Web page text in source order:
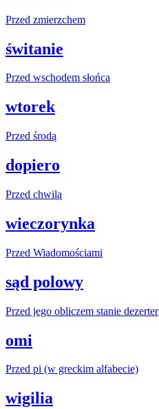
Przed zmierzchem
świtanie
Przed wschodem słońca
wtorek
Przed środą
dopiero
Przed chwilą
wieczorynka
Przed Wiadomościami
sąd polowy
Przed jego obliczem stanie dezerter
omi
Przed pi (w greckim alfabecie)
wigilia